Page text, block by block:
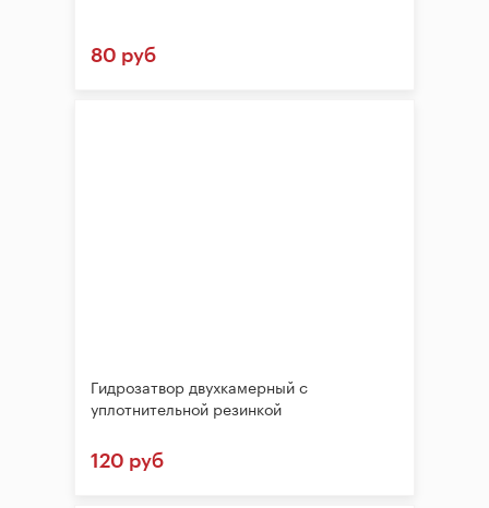
80 руб
Гидрозатвор двухкамерный с
уплотнительной резинкой
120 руб